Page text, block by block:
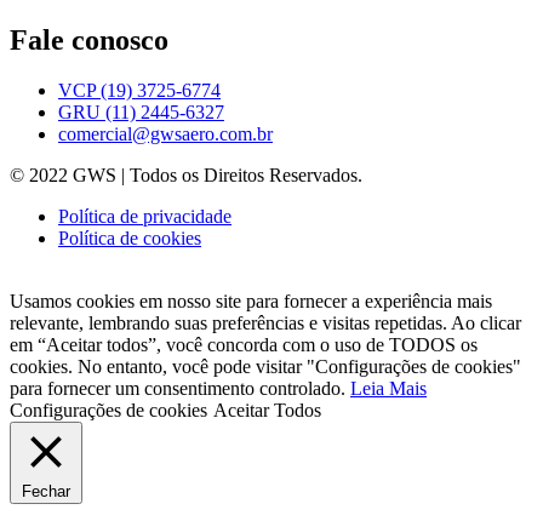
Fale conosco
VCP (19) 3725-6774
GRU (11) 2445-6327
comercial@gwsaero.com.br
© 2022 GWS | Todos os Direitos Reservados.
Política de privacidade
Política de cookies
Usamos cookies em nosso site para fornecer a experiência mais
relevante, lembrando suas preferências e visitas repetidas. Ao clicar
em “Aceitar todos”, você concorda com o uso de TODOS os
cookies. No entanto, você pode visitar "Configurações de cookies"
para fornecer um consentimento controlado. Leia Mais
Configurações de cookies Aceitar Todos
Fechar